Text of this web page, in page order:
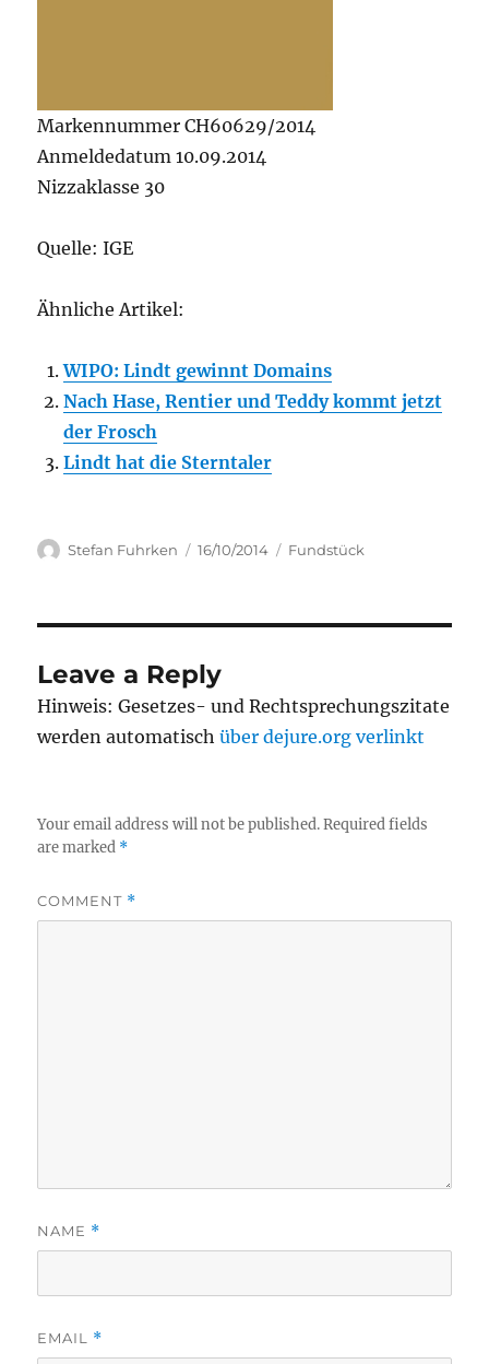
Markennummer CH60629/2014
Anmeldedatum 10.09.2014
Nizzaklasse 30
Quelle: IGE
Ähnliche Artikel:
WIPO: Lindt gewinnt Domains
Nach Hase, Rentier und Teddy kommt jetzt
der Frosch
Lindt hat die Sterntaler
Author
Stefan Fuhrken
Posted
16/10/2014 Categories
Fundstück
Leave a Reply
Hinweis: Gesetzes- und Rechtsprechungszitate
werden automatischüber dejure.org verlinkt
Your email address will not be published. Required fields
are marked *
COMMENT *
NAME *
EMAIL *